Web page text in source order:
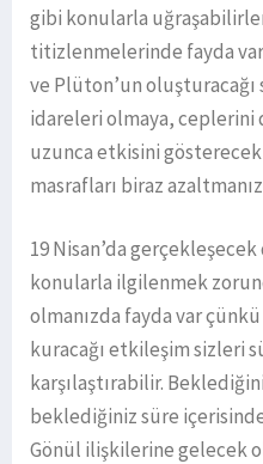
gibi konularla
titizlenmelerinde fayda
ve Plüton’un oluşturacağı
idareleri olmaya,
uzunca etkisini
masrafları biraz
19 Nisan’da
konularla ilgilenmek
olmanızda fayda var
kuracağı etkileşim sizleri
karşılaştırabilir.
beklediğiniz süre
Gönül ilişkilerine gelecek